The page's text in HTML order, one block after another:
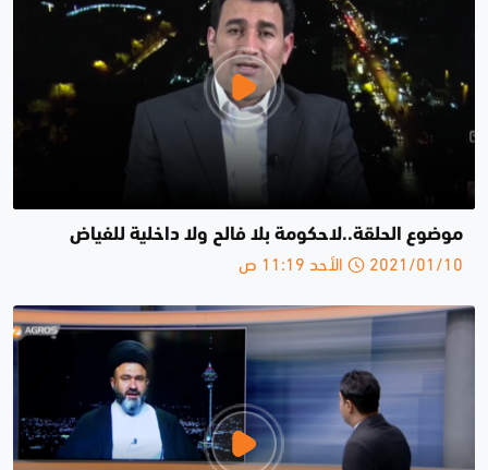
موضوع الحلقة..لاحكومة بلا فالح ولا داخلية للفياض
2021/01/10 الأحد 11:19 ص